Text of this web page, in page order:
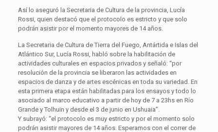
Así lo aseguró la Secretaria de Cultura de la provincia, Lucía
Rossi, quien destacó que el protocolo es estricto y que solo
podrán asistir por el momento mayores de 14 años.
La Secretaria de Cultura de Tierra del Fuego, Antártida e Islas del
Atlántico Sur, Lucía Rossi, habló sobre la habilitación de
actividades culturales en espacios privados y señaló: “por
resolución de la provincia se liberaron las actividades en
espacios de danza y de artes escénicas en toda su variedad. En
esta primera etapa están habilitadas para los ensayos y todo lo
asociado al marco educativo a partir de hoy de 7 a 23hs en Río
Grande y Tolhuin y desde el 3 de junio en Ushuaia”.
Y subrayó: “el protocolo es muy estricto y por el momento solo
podrán asistir mayores de 14 años. Esperamos con el correr de